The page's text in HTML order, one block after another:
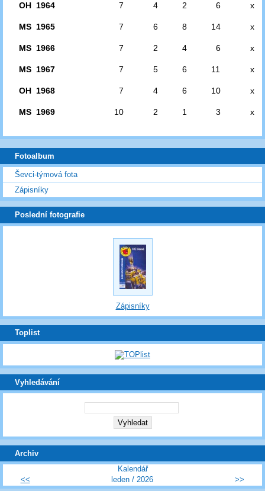
OH 1964 7 4 2 6 x
MS 1965 7 6 8 14 x
MS 1966 7 2 4 6 x
MS 1967 7 5 6 11 x
OH 1968 7 4 6 10 x
MS 1969 10 2 1 3 x
Fotoalbum
Ševci-týmová fota
Zápisníky
Poslední fotografie
Zápisníky
Toplist
Vyhledávání
Archiv
Kalendář
<<
leden / 2026 >>